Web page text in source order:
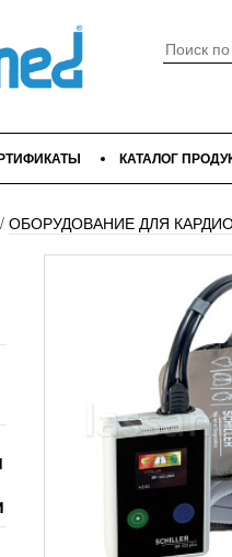
КАТАЛОГ
/ ОБОРУДОВАНИЕ ДЛЯ